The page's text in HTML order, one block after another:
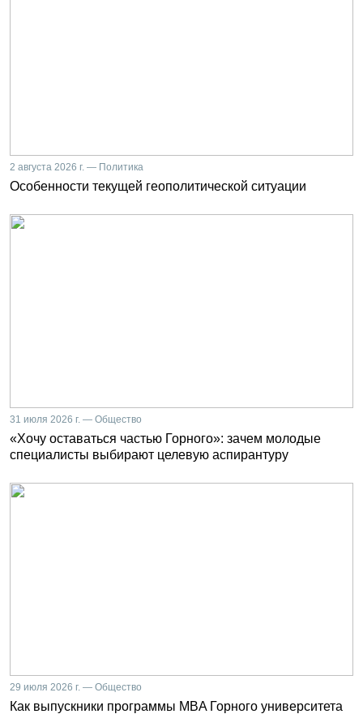
2 августа 2026 г. — Политика
Особенности текущей геополитической ситуации
31 июля 2026 г. — Общество
«Хочу оставаться частью Горного»: зачем молодые
специалисты выбирают целевую аспирантуру
29 июля 2026 г. — Общество
Как выпускники программы MBA Горного университета